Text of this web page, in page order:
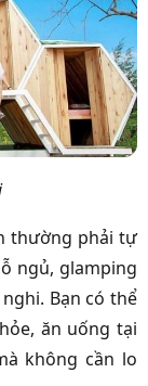
thường phải tự
ngủ, glamping
Bạn có thể
ăn uống tại
không cần lo